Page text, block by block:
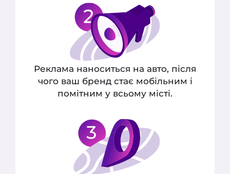
Реклама наноситься на авто, після
чого ваш бренд стає мобільним і
помітним у всьому місті.